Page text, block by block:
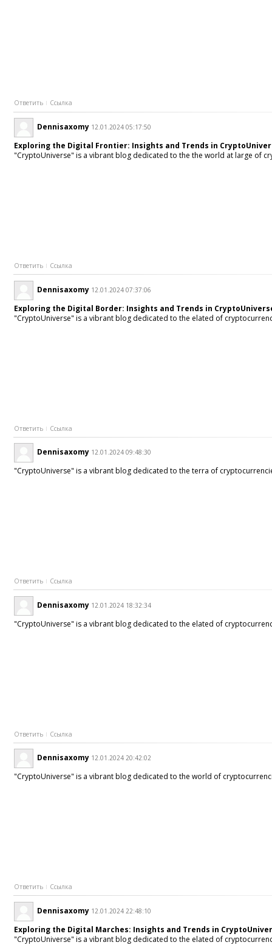
Ответить Ссылка
Dennisaxomy 12.01.2024 05:17:50
Exploring the Digital Frontier: Insights and Trends in
"CryptoUniverse" is a vibrant blog dedicated to the the world at large of
Ответить Ссылка
Dennisaxomy 12.01.2024 07:37:06
Exploring the Digital Border: Insights and Trends in
"CryptoUniverse" is a vibrant blog dedicated to the elated of
Ответить Ссылка
Dennisaxomy 12.01.2024 09:48:30
"CryptoUniverse" is a vibrant blog dedicated to the terra of
Ответить Ссылка
Dennisaxomy 12.01.2024 18:32:34
"CryptoUniverse" is a vibrant blog dedicated to the elated of
Ответить Ссылка
Dennisaxomy 12.01.2024 20:42:02
"CryptoUniverse" is a vibrant blog dedicated to the world of
Ответить Ссылка
Dennisaxomy 12.01.2024 22:48:10
Exploring the Digital Marches: Insights and Trends in
"CryptoUniverse" is a vibrant blog dedicated to the elated of